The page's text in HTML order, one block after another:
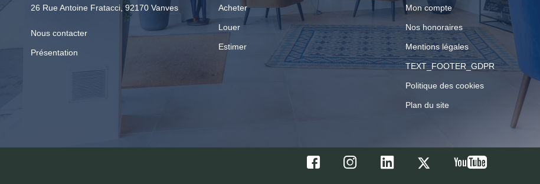
26 Rue Antoine Fratacci, 92170 Vanves
Nous contacter
Présentation
Acheter
Louer
Estimer
Mon compte
Nos honoraires
Mentions légales
TEXT_FOOTER_GDPR
Politique des cookies
Plan du site